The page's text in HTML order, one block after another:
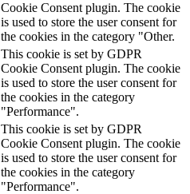
Cookie Consent plugin. The cookie
is used to store the user consent for
the cookies in the category "Other.
This cookie is set by GDPR
Cookie Consent plugin. The cookie
is used to store the user consent for
the cookies in the category
"Performance".
This cookie is set by GDPR
Cookie Consent plugin. The cookie
is used to store the user consent for
the cookies in the category
"Performance".